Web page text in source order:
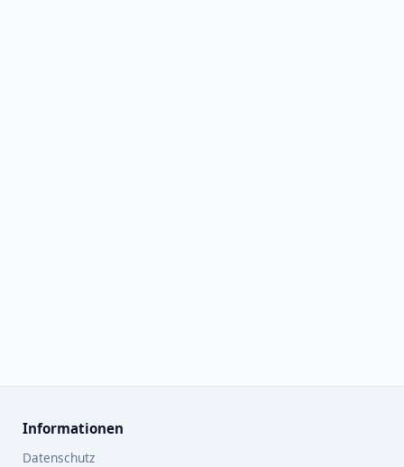
Informationen
Datenschutz